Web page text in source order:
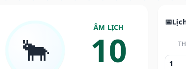
🐂
ÂM LỊCH
10 1